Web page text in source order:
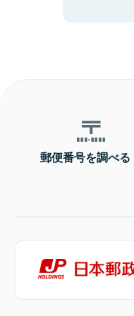
郵便番号を調べる